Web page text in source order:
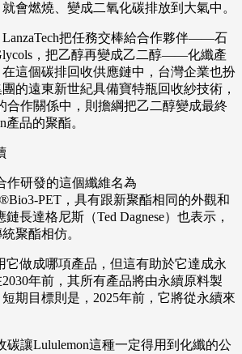
會燃燒、變成二氧化碳排放到大氣中。
把任務交棒給合作夥伴——石
，把乙醇再變成乙二醇——化纖產
這個碳排回收供應鏈中，台灣企業也扮
的遠東新世紀具備寶特瓶回收紗技術，
合作關係中，則擔綱把乙二醇變成最終
品的聚酯。
作研發的這個纖維名為
PET，具有跟新聚酯相同的外觀和
長達格尼斯（Ted Dagnese）也表示，
聚酯相仿。
它做成哪項產品，但這有助於它達成永
年前，其所有產品將由永續原料製
期目標則是，2025年前，它將從永續來
碳讓Lululemon這種一定得用到化纖的公